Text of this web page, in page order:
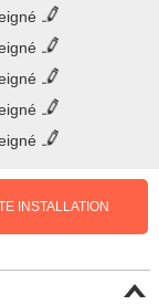
INSTALLATION